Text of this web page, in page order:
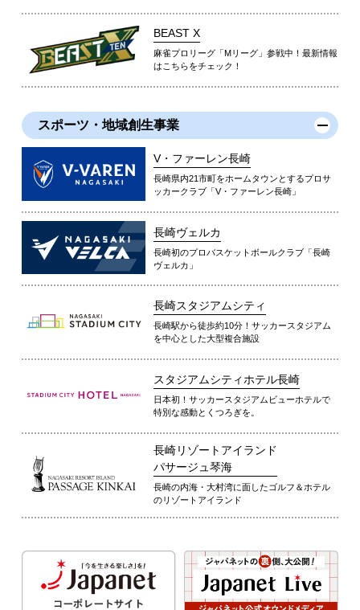
BEAST X
麻雀プロリーグ「Mリーグ」参戦中！最新情報
はこちらをチェック！
スポーツ・地域創生事業
V・ファーレン長崎
長崎県内21市町をホームタウンとするプロサ
ッカークラブ「V・ファーレン長崎」
長崎ヴェルカ
長崎初のプロバスケットボールクラブ「長崎
ヴェルカ」
長崎スタジアムシティ
長崎駅から徒歩約10分！サッカースタジアム
を中心とした大型複合施設
スタジアムシティホテル長崎
日本初！サッカースタジアムビューホテルで
特別な感動とくつろぎを。
長崎リゾートアイランド
パサージュ琴海
長崎の内海・大村湾に面したゴルフ＆ホテル
のリゾートアイランド